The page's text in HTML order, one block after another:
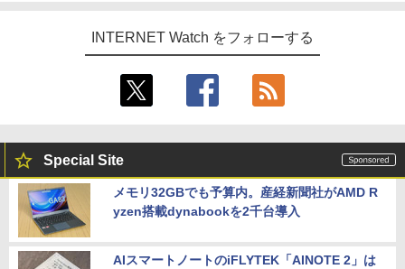
INTERNET Watch をフォローする
Special Site
メモリ32GBでも予算内。産経新聞社がAMD R
yzen搭載dynabookを2千台導入
AIスマートノートのiFLYTEK「AINOTE 2」は